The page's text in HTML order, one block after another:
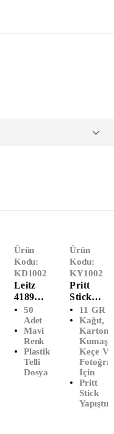
Ürün
Kodu:
KD1002
Leitz
4189
Telli
Dosya
Mavi
(50'Lİ)
50
Adet
Mavi
Renk
Plastik
Telli
Dosya
Ürün
Kodu:
KY1002
Pritt
Stick
Yapıştırı
Cı (11
GR)
11 GR
Kağıt,
Karton,
Kumaş,
Keçe Ve
Fotoğraf
Için
Pritt
Stick